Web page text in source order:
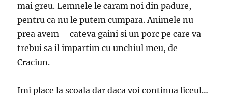
mai greu. Lemnele le caram noi din padure,
pentru ca nu le putem cumpara. Animele nu
prea avem – cateva gaini si un porc pe care va
trebui sa il impartim cu unchiul meu, de
Craciun.
Imi place la scoala dar daca voi continua liceul…